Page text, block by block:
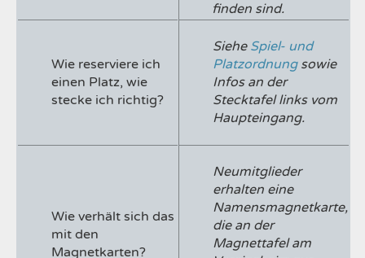
finden sind.
Wie reserviere ich
einen Platz, wie
stecke ich richtig?
Siehe Spiel- und
Platzordnungsowie
Infos an der
Stecktafel links vom
Haupteingang.
Wie verhält sich das
mit den
Magnetkarten?
Neumitglieder
erhalten eine
Namensmagnetkarte,
die an der
Magnettafel am